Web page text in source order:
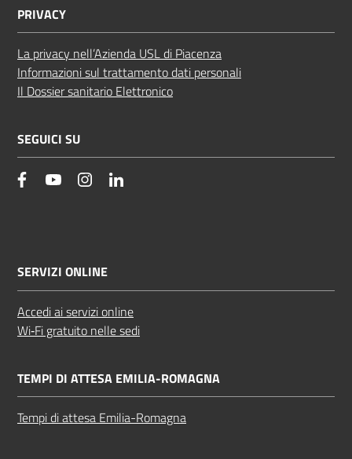
PRIVACY
La privacy nell’Azienda USL di Piacenza
Informazioni sul trattamento dati personali
Il Dossier sanitario Elettronico
SEGUICI SU
facebookYouTube Instagram
SERVIZI ONLINE
Accedi ai servizi online
Wi‑Fi gratuito nelle sedi
TEMPI DI ATTESA EMILIA-ROMAGNA
Tempi di attesa Emilia-Romagna